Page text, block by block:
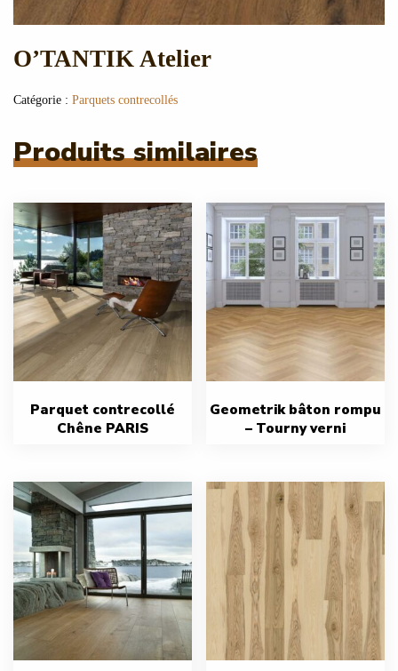
O’TANTIK Atelier
Catégorie : Parquets contrecollés
Produits similaires
Parquet contrecollé
Chêne PARIS
Geometrik bâton rompu
– Tourny verni